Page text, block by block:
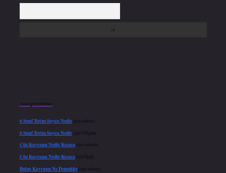
Son yorumlar
6 Sınıf Terim Sayısı Nediriçin admin
6 Sınıf Terim Sayısı Nediriçin Nilgün
Cüz Kavramı Nedir Kısacaiçin admin
Cüz Kavramı Nedir Kısacaiçin
İpek
Buluş Kavramı Ne Demektiriçin admin